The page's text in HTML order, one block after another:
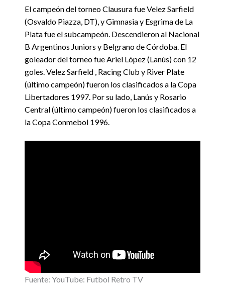
El campeón del torneo Clausura fue Velez Sarfield
(Osvaldo Piazza, DT), y Gimnasia y Esgrima de La
Plata fue el subcampeón. Descendieron al Nacional
B Argentinos Juniors y Belgrano de Córdoba. El
goleador del torneo fue Ariel López (Lanús) con 12
goles. Velez Sarfield , Racing Club y River Plate
(último campeón) fueron los clasificados a la Copa
Libertadores 1997. Por su lado, Lanús y Rosario
Central (último campeón) fueron los clasificados a
la Copa Conmebol 1996.
Fuente: YouTube: Futbol Retro TV